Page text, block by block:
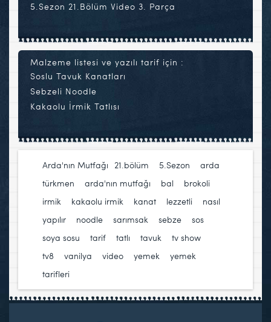
5.Sezon 21.Bölüm Video 3. Parça
Malzeme listesi ve yazılı tarif için :
Soslu Tavuk Kanatları
Sebzeli Noodle
Kakaolu İrmik Tatlısı
Arda'nın Mutfağı 21.bölüm 5.Sezon
arda
türkmen
arda'nın mutfağı bal brokoli
irmik
kakaolu irmik kanat lezzetli
nasıl
yapılır
noodle sarımsak sebze sos
soya sosu
tarif tatlı tavuk tv show
tv8
vanilya video yemek
yemek
tarifleri